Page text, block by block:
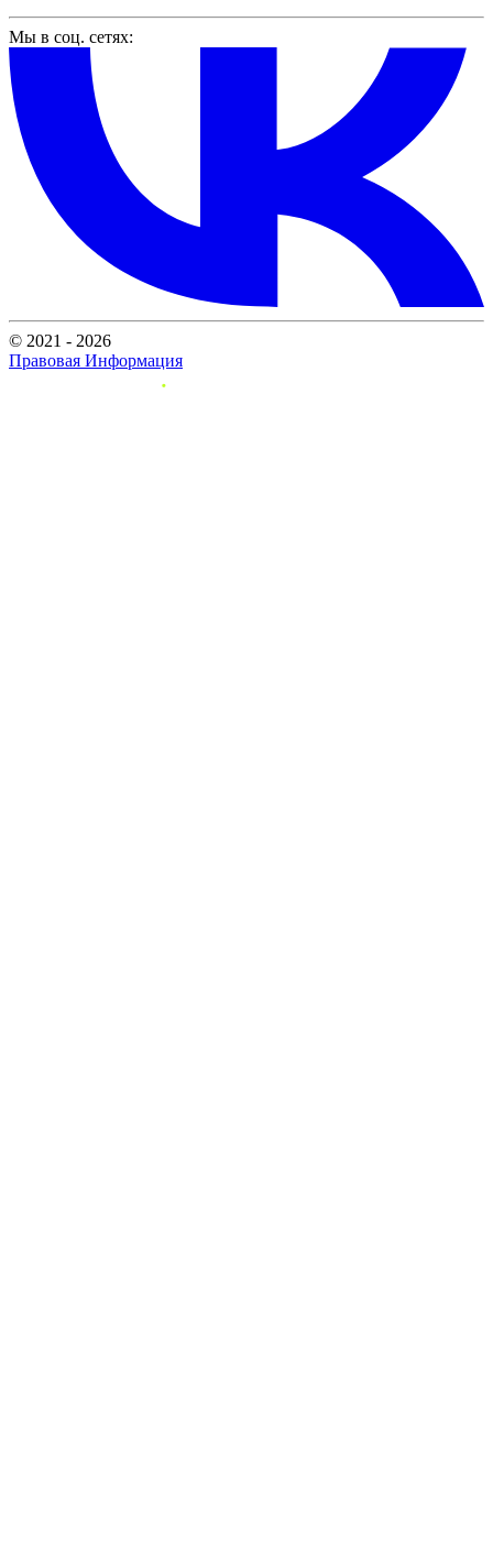
Мы в соц. сетях:
© 2021 - 2026
Правовая Информация